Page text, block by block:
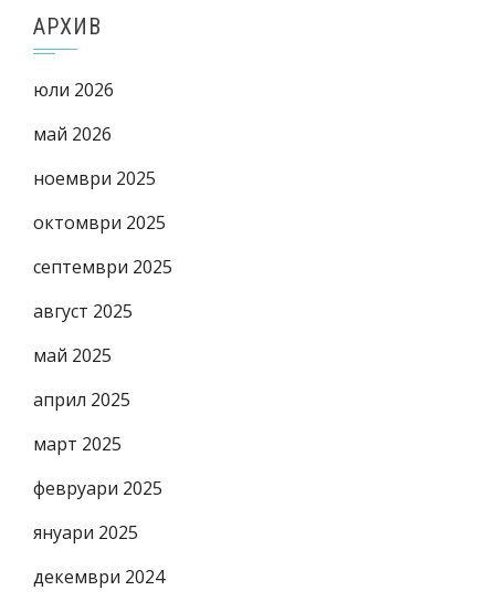
АРХИВ
юли 2026
май 2026
ноември 2025
октомври 2025
септември 2025
август 2025
май 2025
април 2025
март 2025
февруари 2025
януари 2025
декември 2024